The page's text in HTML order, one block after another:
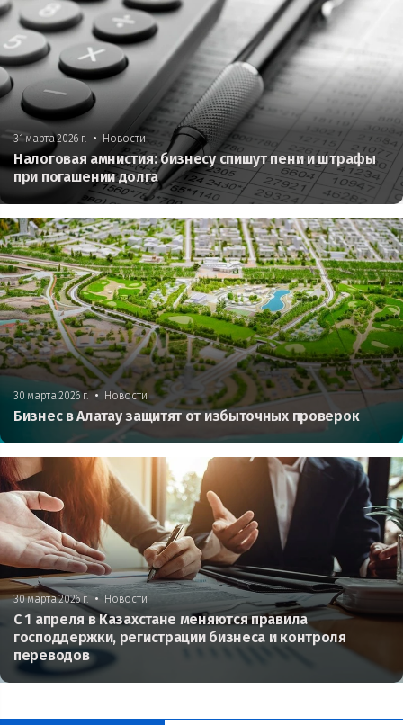
31 марта 2026 г. • Новости
Налоговая амнистия: бизнесу спишут пени и штрафы
при погашении долга
30 марта 2026 г. • Новости
Бизнес в Алатау защитят от избыточных проверок
30 марта 2026 г. • Новости
С 1 апреля в Казахстане меняются правила
господдержки, регистрации бизнеса и контроля
переводов